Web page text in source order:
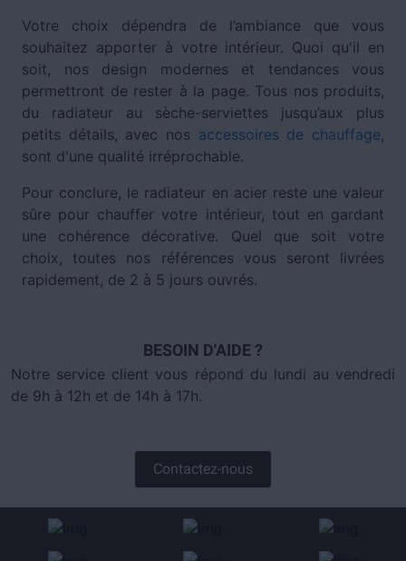
Votre choix dépendra de l’ambiance que vous
souhaitez apporter à votre intérieur. Quoi qu'il en
soit, nos design modernes et tendances vous
permettront de rester à la page. Tous nos produits,
du radiateur au sèche-serviettes jusqu’aux plus
petits détails, avec nos accessoires de chauffage,
sont d'une qualité irréprochable.
Pour conclure, le radiateur en acier reste une valeur
sûre pour chauffer votre intérieur, tout en gardant
une cohérence décorative. Quel que soit votre
choix, toutes nos références vous seront livrées
rapidement, de 2 à 5 jours ouvrés.
BESOIN D'AIDE ?
Notre service client vous répond du lundi au vendredi
de 9h à 12h et de 14h à 17h.
Contactez-nous